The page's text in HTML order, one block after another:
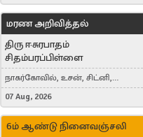
மரண அறிவித்தல்
திரு ஈசுரபாதம்
சிதம்பரப்பிள்ளை
நாகர்கோவில், உசன், சிட்னி,
Australia
07 Aug, 2026
6ம் ஆண்டு நினைவஞ்சலி